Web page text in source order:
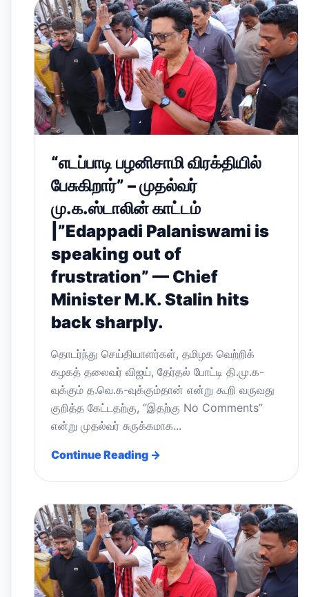
“எடப்பாடி பழனிசாமி விரக்தியில்
பேசுகிறார்” – முதல்வர்
மு.க.ஸ்டாலின் காட்டம்
|”Edappadi Palaniswami is
speaking out of
frustration” — Chief
Minister M.K. Stalin hits
back sharply.
தொடர்ந்து செய்தியாளர்கள், தமிழக வெற்றிக்
கழகத் தலைவர் விஜய், தேர்தல் போட்டி தி.மு.க-
வுக்கும் த.வெ.க-வுக்கும்தான் என்று கூறி வருவது
குறித்த கேட்டதற்கு, “இதற்கு No Comments”
என்று முதல்வர் சுருக்கமாக...
Continue Reading →